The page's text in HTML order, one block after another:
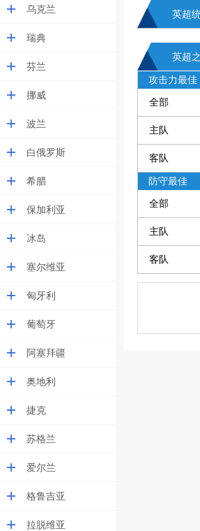
乌克兰
瑞典
芬兰
挪威
波兰
白俄罗斯
希腊
保加利亚
冰岛
塞尔维亚
匈牙利
葡萄牙
阿塞拜疆
奥地利
捷克
苏格兰
爱尔兰
格鲁吉亚
拉脱维亚
英超
英超
攻击力最佳
全部
主队
客队
防守最佳
全部
主队
客队